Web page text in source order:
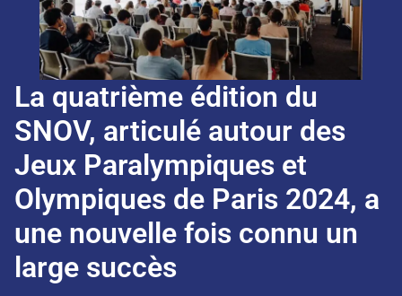
La quatrième édition du
SNOV, articulé autour des
Jeux Paralympiques et
Olympiques de Paris 2024, a
une nouvelle fois connu un
large succès